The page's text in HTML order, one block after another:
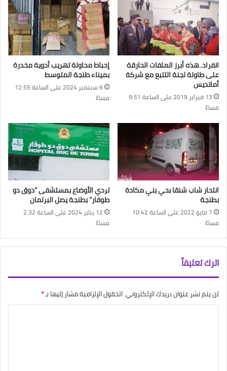
انفراد..هذه أبرز الملفات الحارقة
على طاولة لجنة التتبع مع شركة
أمانديس
13 فبراير 2019 على الساعة 9:51
مساءً
إحباط محاولة تهريب أدوية مخدرة
بميناء طنجة المتوسط
6 سبتمبر 2024 على الساعة 12:55
مساءً
انتحار شاب شنقا بحي بني مكادة
بطنجة
7 مايو 2022 على الساعة 10:42
مساءً
تردي الأوضاع بمستشفى “دوق دو
طوفار” بطنجة يصل البرلمان
12 يناير 2024 على الساعة 2:32
مساءً
اترك تعليقاً
لن يتم نشر عنوان بريدك الإلكتروني.الحقول الإلزامية مشار إليها بـ*